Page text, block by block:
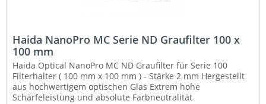
Haida NanoPro MC Serie ND Graufilter 100 x
100 mm
Haida Optical NanoPro MC ND Graufilter für Serie 100
Filterhalter ( 100 mm x 100 mm ) - Stärke 2 mm Hergestellt
aus hochwertigem optischen Glas Extrem hohe
Schärfeleistung und absolute Farbneutralität